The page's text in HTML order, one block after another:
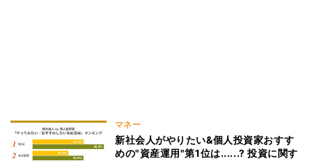
マネー
新社会人がやりたい&個人投資家おすす
めの"資産運用"第1位は......? 投資に関す